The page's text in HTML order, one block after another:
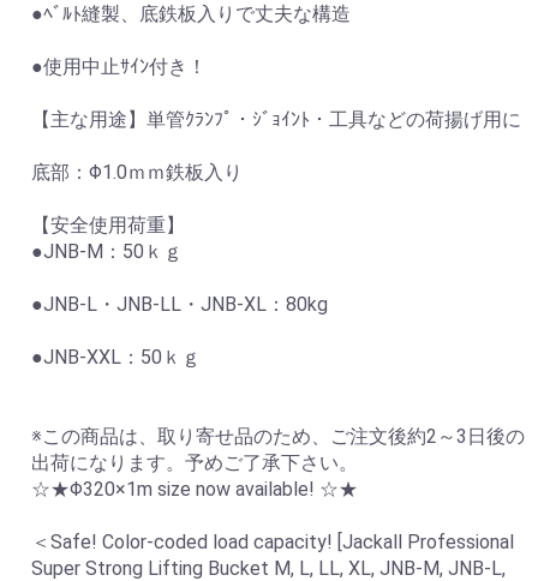
●ﾍﾞﾙﾄ縫製、底鉄板入りで丈夫な構造
●使用中止ｻｲﾝ付き！
【主な用途】単管ｸﾗﾝﾌﾟ・ｼﾞｮｲﾝﾄ・工具などの荷揚げ用に
底部：Φ1.0ｍｍ鉄板入り
【安全使用荷重】
●JNB-M：50ｋｇ
●JNB-L・JNB-LL・JNB-XL：80kg
●JNB-XXL：50ｋｇ
※この商品は、取り寄せ品のため、ご注文後約2～3日後の
出荷になります。予めご了承下さい。
☆★Φ320×1m size now available! ☆★
＜Safe! Color-coded load capacity! [Jackall Professional
Super Strong Lifting Bucket M, L, LL, XL, JNB-M, JNB-L,